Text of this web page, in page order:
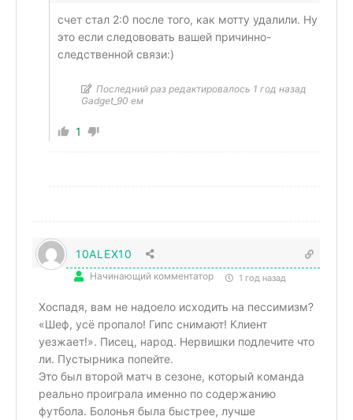
счет стал 2:0 после того, как мотту удалили. Ну
это если следововать вашей причинно-
следственной связи:)
Последний раз редактировалось 1 год назад
Gadget_90 ем
1
10ALEX10
Начинающий комментатор 1 год назад
Хоспадя, вам не надоело исходить на пессимизм?
«Шеф, усё пропало! Гипс снимают! Клиент
уезжает!». Писец, народ. Нервишки подлечите что
ли. Пустырника попейте.
Это был второй матч в сезоне, который команда
реально проиграла именно по содержанию
футбола. Болонья была быстрее, лучше